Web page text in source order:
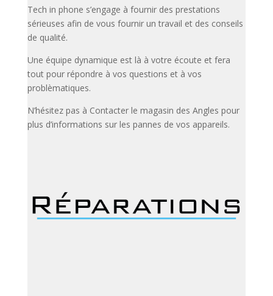
Tech in phone s’engage à fournir des prestations
sérieuses afin de vous fournir un travail et des conseils
de qualité.
Une équipe dynamique est là à votre écoute et fera
tout pour répondre à vos questions et à vos
problèmatiques.
N’hésitez pas à Contacter le magasin des Angles pour
plus d’informations sur les pannes de vos appareils.